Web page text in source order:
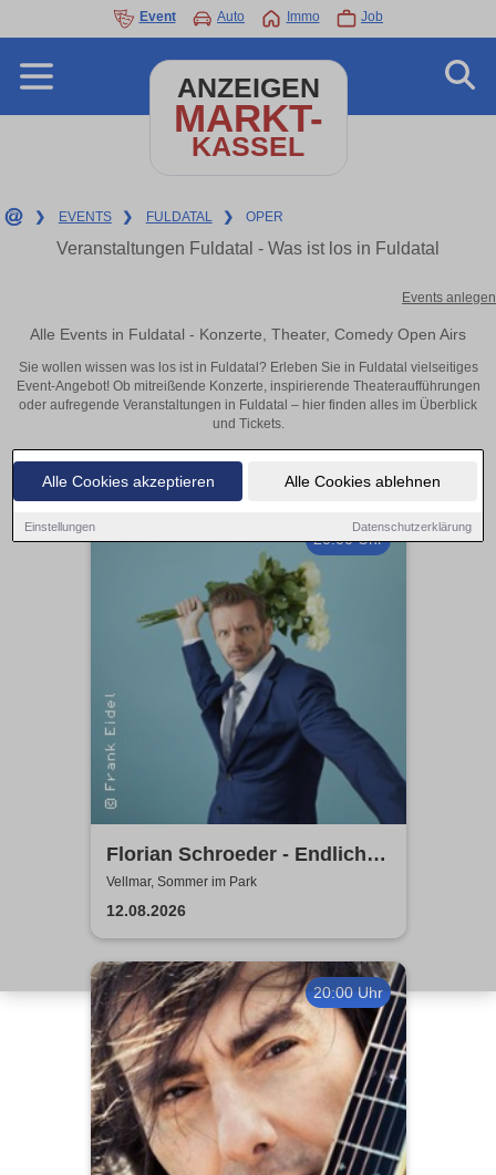
Alle Cookies akzeptieren Alle Cookies ablehnen
Einstellungen Datenschutzerklärung
Event Auto Immo Job
ANZEIGEN
MARKT-
KASSEL
❯ EVENTS ❯ FULDATAL ❯ OPER
Veranstaltungen Fuldatal - Was ist los in Fuldatal
Events anlegen
Alle Events in Fuldatal - Konzerte, Theater, Comedy Open Airs
Sie wollen wissen was los ist in Fuldatal? Erleben Sie in Fuldatal vielseitiges
Event-Angebot! Ob mitreißende Konzerte, inspirierende Theateraufführungen
oder aufregende Veranstaltungen in Fuldatal – hier finden alles im Überblick
und Tickets.
20:00 Uhr
Florian Schroeder - Endlich
glücklich
Vellmar, Sommer im Park
12.08.2026
20:00 Uhr